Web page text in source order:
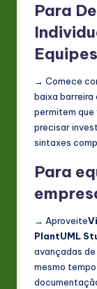
Para
Equipes
→ Comece
baixa
permitem que
precisar
sintaxes
Para
→ Aproveite
PlantUML
avançadas
mesmo